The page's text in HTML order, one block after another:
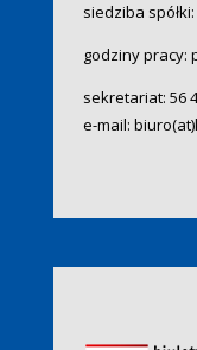
siedziba
godziny pracy:
sekretariat: 56
e-mail: